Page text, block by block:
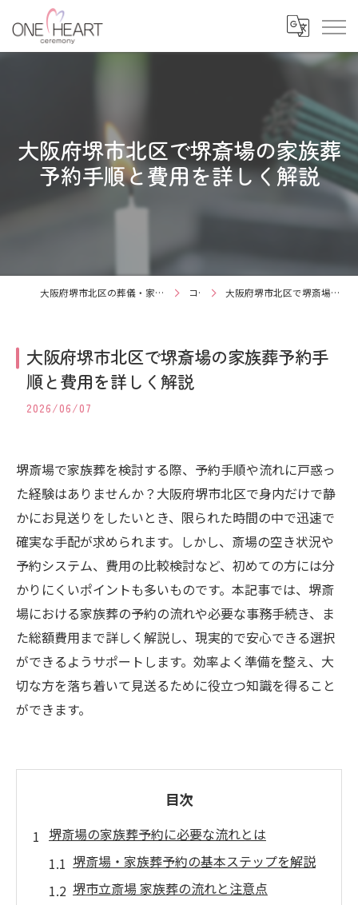
大阪府堺市北区で堺斎場の家族葬
予約手順と費用を詳しく解説
大阪府堺市北区の葬儀・家族葬なら有限会社ワンハートセレモニー コラム 大阪府堺市北区で堺斎場の家族葬予約手順と費用を詳しく解説
大阪府堺市北区で堺斎場の家族葬予約手
順と費用を詳しく解説
2026/06/07
堺斎場で家族葬を検討する際、予約手順や流れに戸惑っ
た経験はありませんか？大阪府堺市北区で身内だけで静
かにお見送りをしたいとき、限られた時間の中で迅速で
確実な手配が求められます。しかし、斎場の空き状況や
予約システム、費用の比較検討など、初めての方には分
かりにくいポイントも多いものです。本記事では、堺斎
場における家族葬の予約の流れや必要な事務手続き、ま
た総額費用まで詳しく解説し、現実的で安心できる選択
ができるようサポートします。効率よく準備を整え、大
切な方を落ち着いて見送るために役立つ知識を得ること
ができます。
目次
堺斎場の家族葬予約に必要な流れとは
堺斎場・家族葬予約の基本ステップを解説
堺市立斎場 家族葬の流れと注意点